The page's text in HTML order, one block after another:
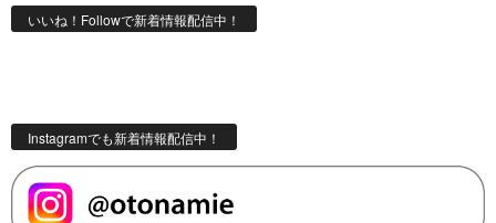
いいね！Followで新着情報配信中！
Instagramでも新着情報配信中！